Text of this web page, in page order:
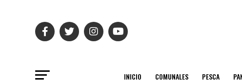
INICIO COMUNALES PESCA